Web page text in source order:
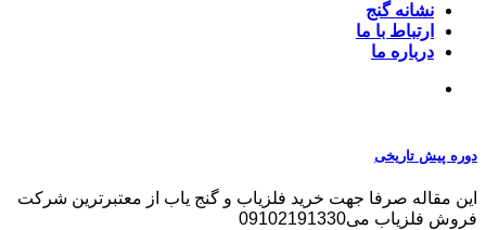
نشانه گنج
ارتباط با ما
درباره ما
دوره پیش تاریخی
این مقاله صرفا جهت خرید فلزیاب و گنج یاب از معتبرترین شرکت
فروش فلزیاب می09102191330